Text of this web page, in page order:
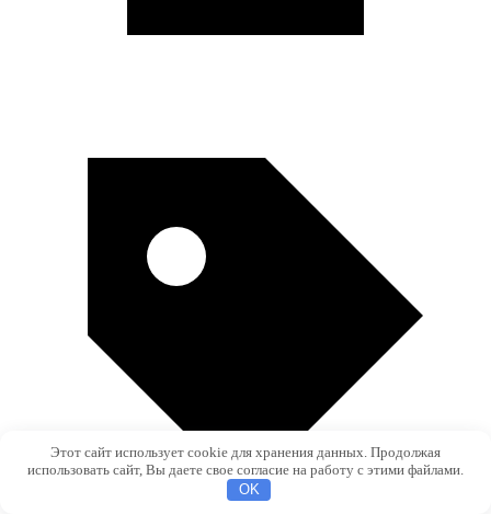
Этот сайт использует cookie для хранения данных. Продолжая
использовать сайт, Вы даете свое согласие на работу с этими файлами.
OK